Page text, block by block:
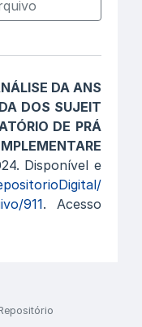
DA ANS
DOS SUJEIT
DE PRÁ
Disponível e
911. Acesso